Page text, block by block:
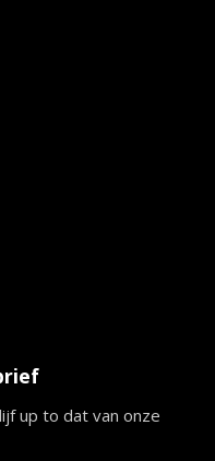
up to dat van onze